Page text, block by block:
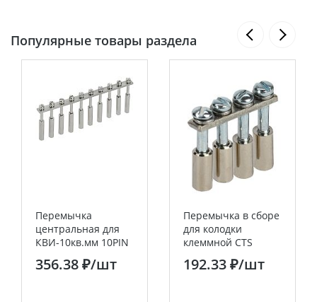
Популярные товары раздела
Перемычка
центральная для
КВИ-10кв.мм 10PIN
356.38 ₽/шт
Перемычка в сборе
для колодки
клеммной CTS
2,5мм2 4PIN IEK
192.33 ₽/шт